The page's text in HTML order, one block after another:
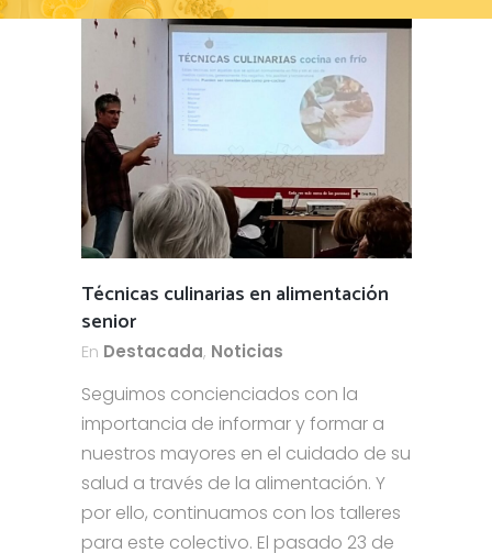
Técnicas culinarias en alimentación
senior
En Destacada, Noticias
Seguimos concienciados con la
importancia de informar y formar a
nuestros mayores en el cuidado de su
salud a través de la alimentación. Y
por ello, continuamos con los talleres
para este colectivo. El pasado 23 de